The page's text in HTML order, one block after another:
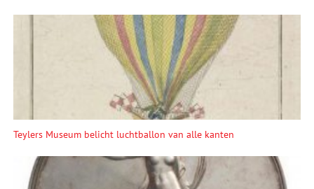
Teylers Museum belicht luchtballon van alle kanten